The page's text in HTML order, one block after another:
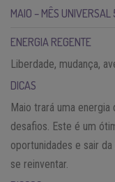
MAIO – MÊS
ENERGIA REGENTE
Liberdade, mudança,
DICAS
Maio trará uma
desafios. Este é um
oportunidades e sair da
se reinventar.